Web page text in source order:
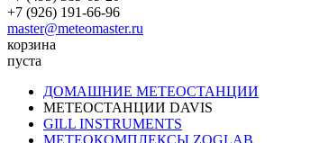
+7 (926) 191-66-96
master@meteomaster.ru
корзина
пуста
ДОМАШНИЕ МЕТЕОСТАНЦИИ
МЕТЕОСТАНЦИИ DAVIS
GILL INSTRUMENTS